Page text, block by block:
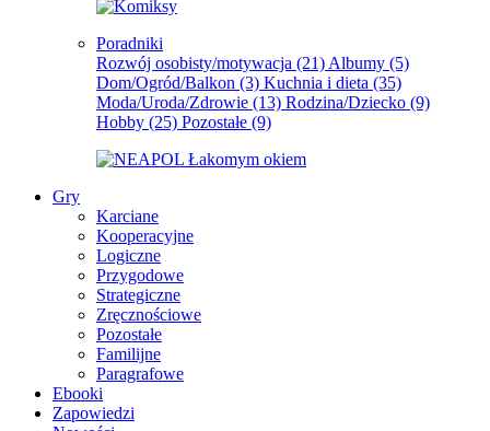
Poradniki
Rozwój osobisty/motywacja (21) Albumy (5)
Dom/Ogród/Balkon (3) Kuchnia i dieta (35)
Moda/Uroda/Zdrowie (13) Rodzina/Dziecko (9)
Hobby (25) Pozostałe (9)
Gry
Karciane
Kooperacyjne
Logiczne
Przygodowe
Strategiczne
Zręcznościowe
Pozostałe
Familijne
Paragrafowe
Ebooki
Zapowiedzi